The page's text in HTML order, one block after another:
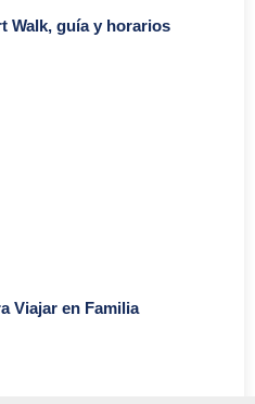
Walk, guía y horarios
Viajar en Familia